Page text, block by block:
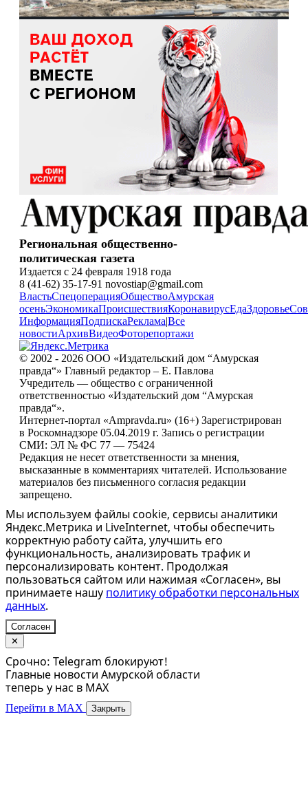
Региональная общественно-
политическая газета
Издается с 24 февраля 1918 года
8 (41-62) 35-17-91 novostiap@gmail.com
ВластьСпецоперацияОбществоАмурская
осеньЭкономикаПроисшествияКоронавирусЕдаЗдоровье
ИнформацияПодпискаРеклама|Все
новостиАрхивВидеоФоторепортажи
© 2002 - 2026 ООО «Издательский дом “Амурская
правда“» Главный редактор – Е. Павлова
Учредитель — общество с ограниченной
ответственностью «Издательский дом “Амурская
правда“».
Интернет-портал «Ampravda.ru» (16+) Зарегистрирован
в Роскомнадзоре 05.04.2019 г. Запись о регистрации
СМИ: ЭЛ № ФС 77 — 75424
Редакция не несет ответственности за мнения,
высказанные в комментариях читателей. Использование
материалов без письменного согласия редакции
запрещено.
Мы используем файлы cookie, сервисы аналитики
Яндекс.Метрика и LiveInternet, чтобы обеспечить
корректную работу сайта, улучшить его
функциональность, анализировать трафик и
персонализировать контент. Продолжая
пользоваться сайтом или нажимая «Согласен», вы
принимаете нашу политику обработки персональных
данных.
Согласен
✕
Срочно: Telegram блокируют!
Главные новости Амурской области
теперь у нас в MAX
Перейти в MAX Закрыть